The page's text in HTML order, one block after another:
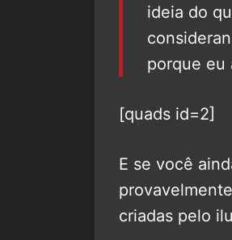
ideia do
porque eu
[quads id=2]
E se você
criadas pelo